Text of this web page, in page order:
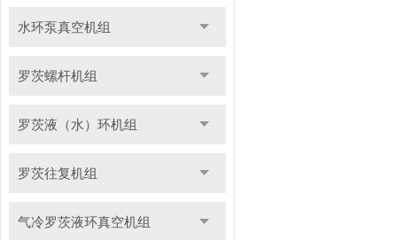
水环泵真空机组
罗茨螺杆机组
罗茨液（水）环机组
罗茨往复机组
气冷罗茨液环真空机组